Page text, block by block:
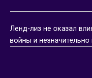
Ленд-лиз не оказал
войны и